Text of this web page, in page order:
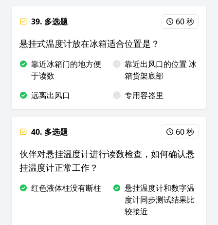
39. 多选题 60 秒
悬挂式温度计放在冰箱适合位置是？
靠近冰箱门的地方便
于读数
靠近出风口的位置 冰
箱货架底部
远离出风口
专用容器里
40. 多选题 60 秒
伙伴对悬挂温度计进行读数检查，如何确认悬
挂温度计正常工作？
红色液体柱没有断柱
悬挂温度计和数字温
度计同步测试结果比
较接近